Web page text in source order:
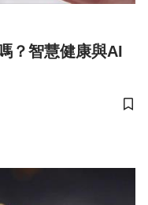
？智慧健康與AI
儲